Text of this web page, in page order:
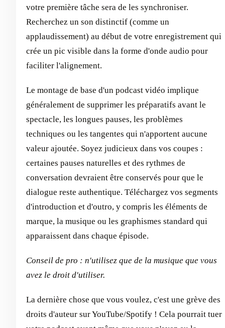
votre première tâche sera de les synchroniser.
Recherchez un son distinctif (comme un
applaudissement) au début de votre enregistrement qui
crée un pic visible dans la forme d'onde audio pour
faciliter l'alignement.
Le montage de base d'un podcast vidéo implique
généralement de supprimer les préparatifs avant le
spectacle, les longues pauses, les problèmes
techniques ou les tangentes qui n'apportent aucune
valeur ajoutée. Soyez judicieux dans vos coupes :
certaines pauses naturelles et des rythmes de
conversation devraient être conservés pour que le
dialogue reste authentique. Téléchargez vos segments
d'introduction et d'outro, y compris les éléments de
marque, la musique ou les graphismes standard qui
apparaissent dans chaque épisode.
Conseil de pro : n'utilisez que de la musique que vous
avez le droit d'utiliser.
La dernière chose que vous voulez, c'est une grève des
droits d'auteur sur YouTube/Spotify ! Cela pourrait tuer